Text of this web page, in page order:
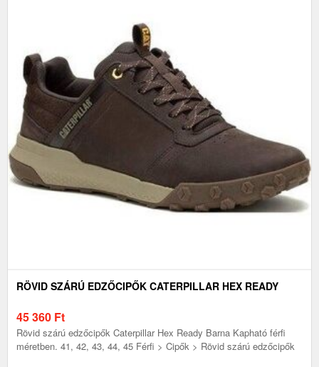
RÖVID SZÁRÚ EDZŐCIPŐK CATERPILLAR HEX READY
45 360 Ft
Rövid szárú edzőcipők Caterpillar Hex Ready Barna Kapható férfi
méretben. 41, 42, 43, 44, 45 Férfi > Cipők > Rövid szárú edzőcipők